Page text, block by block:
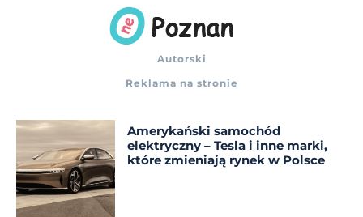
Autorski
Reklama na stronie
Amerykański samochód
elektryczny – Tesla i inne marki,
które zmieniają rynek w Polsce